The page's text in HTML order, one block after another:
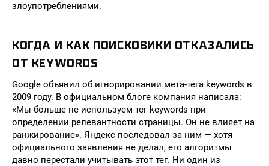
злоупотреблениями.
КОГДА И КАК ПОИСКОВИКИ ОТКАЗАЛИСЬ
ОТ KEYWORDS
Google объявил об игнорировании мета-тега keywords в
2009 году. В официальном блоге компания написала:
«Мы больше не используем тег keywords при
определении релевантности страницы. Он не влияет на
ранжирование». Яндекс последовал за ним — хотя
официального заявления не делал, его алгоритмы
давно перестали учитывать этот тег. Ни один из